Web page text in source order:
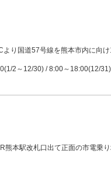
り国道57号線を熊本市内に向
2～12/30) / 8:00～18:00(12/31)
本駅改札口出て正面の市電乗